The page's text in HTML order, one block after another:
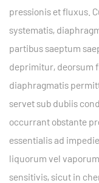
pressionis et fluxus.
systematis,
partibus saeptum
deprimitur, deorsum
diaphragmatis
servet sub dubiis
occurrant obstante
essentialis ad
liquorum vel
sensitivis, sicut in